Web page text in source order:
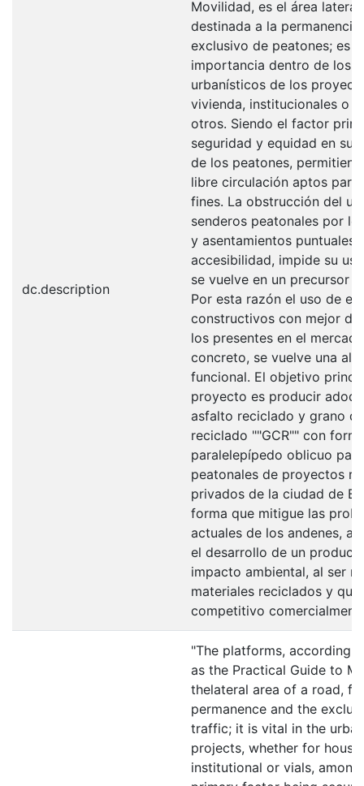
dc.description
Movilidad, es el área lateral
destinada a la
exclusivo de peatones; es
importancia dentro de los
urbanísticos de los
vivienda, institucionales o
otros. Siendo el factor
seguridad y equidad en su
de los peatones,
libre circulación aptos para
fines. La obstrucción del
senderos peatonales por
y asentamientos puntuales
accesibilidad, impide su
se vuelve en un precursor
Por esta razón el uso de
constructivos con mejor
los presentes en el
concreto, se vuelve una
funcional. El objetivo
proyecto es producir
asfalto reciclado y grano
reciclado ""GCR"" con
paralelepípedo oblicuo
peatonales de proyectos
privados de la ciudad de
forma que mitigue las
actuales de los andenes, a
el desarrollo de un
impacto ambiental, al ser
materiales reciclados y que
competitivo
"The platforms, according
as the Practical Guide to
thelateral area of a road,
permanence and the
traffic; it is vital in the
projects, whether for
institutional or vials, among